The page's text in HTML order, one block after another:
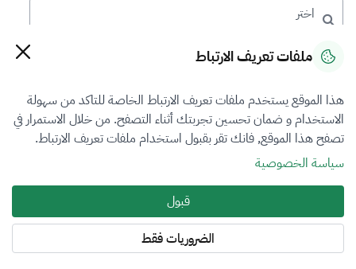
رقم الترخيص
التصنيف
VFR5
فرع التقييم
ملفات تعريف الارتباط
هذا الموقع يستخدم ملفات تعريف الارتباط الخاصة للتاكد من سهولة
الاستخدام و ضمان تحسين تجربتك أثناء التصفح. من خلال الاستمرار في
تصفح هذا الموقع, فانك تقر بقبول استخدام ملفات تعريف الارتباط.
سياسة الخصوصية
قبول
الضروريات فقط